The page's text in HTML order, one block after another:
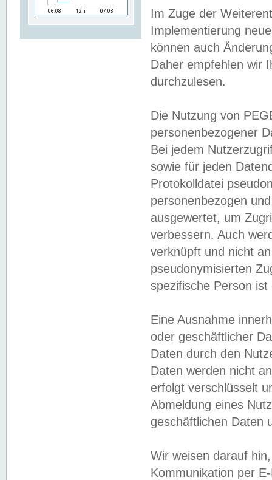
Im Zuge der
Implementierung
können auch
Daher empfehlen wir
durchzulesen.
Die Nutzung von
personenbezogener
Bei jedem
sowie für jeden
Protokolldatei
personenbezogen
ausgewertet, um
verbessern. Auch
verknüpft und nicht
pseudonymisierten
spezifische Person
Eine Ausnahme
oder geschäftlicher
Daten durch den
Daten werden nicht
erfolgt verschlüsselt
Abmeldung eines
geschäftlichen Daten
Wir weisen darauf
Kommunikation per